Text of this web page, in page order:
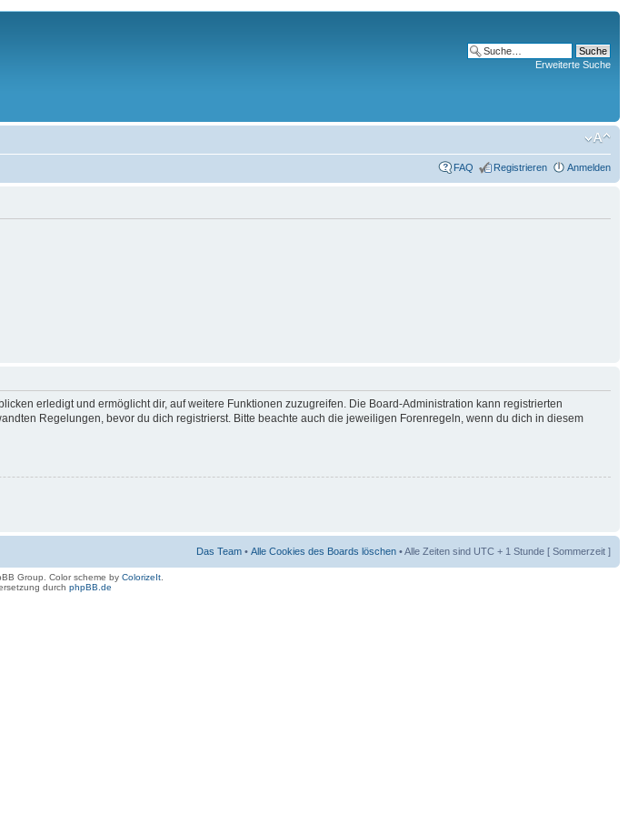
Erweiterte Suche
FAQ Registrieren Anmelden
erledigt und ermöglicht dir, auf weitere Funktionen zuzugreifen. Die Board-Administration kann registrierten
Regelungen, bevor du dich registrierst. Bitte beachte auch die jeweiligen Forenregeln, wenn du dich in diesem
Das Team • Alle Cookies des Boards löschen • Alle Zeiten sind UTC + 1 Stunde [ Sommerzeit ]
Group. Color scheme by ColorizeIt.
durch phpBB.de